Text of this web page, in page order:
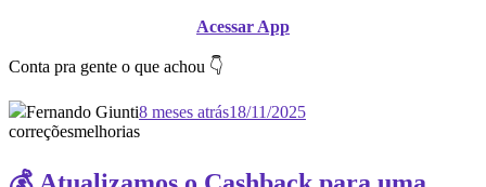
Acessar App
Conta pra gente o que achou 👇
Fernando Giunti8 meses atrás18/11/2025
correçõesmelhorias